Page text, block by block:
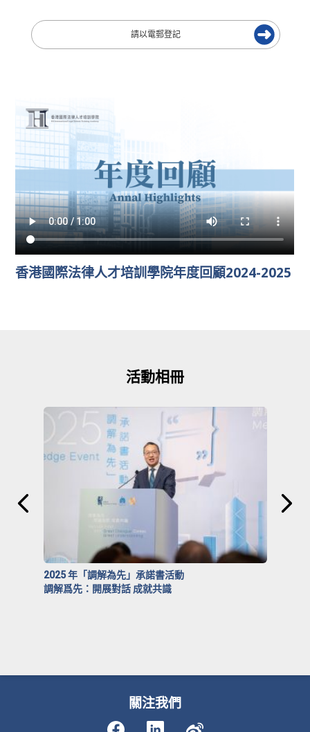
香港國際法律人才培訓學院年度回顧2024-2025
活動相冊
2025 年「調解為先」承諾書活動
調解爲先：開展對話 成就共識
關注我們